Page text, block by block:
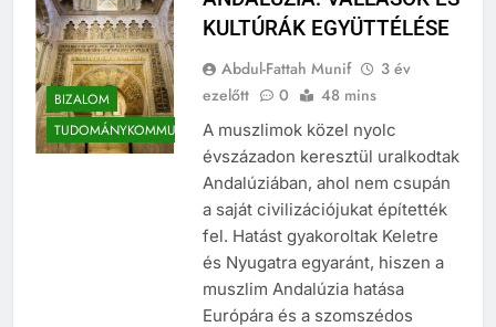
BIZALOM
TUDOMÁNYKOMMUNIKÁCIÓ
ANDALÚZIA: VALLÁSOK ÉS
Abdul-Fattah Munif
A muszlimok közel nyolc
évszázadon keresztül uralkodtak
Andalúziában, ahol nem csupán
a saját civilizációjukat építették
fel. Hatást gyakoroltak Keletre
és Nyugatra egyaránt, hiszen a
muszlim Andalúzia hatása